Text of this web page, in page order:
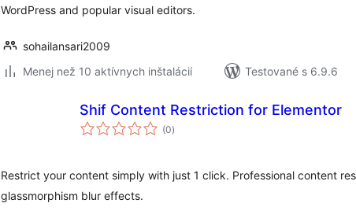
WordPress and popular visual editors.
sohailansari2009
Menej než 10 aktívnych inštalácií
Testované s 6.9.6
Shif Content Restriction for Elementor
(0celkové
hodnotenie
)
Restrict your content simply with just 1 click. Professional content
glassmorphism blur effects.